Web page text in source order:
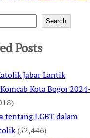
Search
Posts
Jabar Lantik
Kota Bogor 2024-
tentang LGBT dalam
(52,446)